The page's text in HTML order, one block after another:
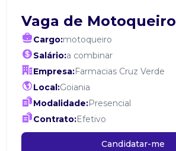
Vaga de Motoqueiro
Cargo:motoqueiro
Salário:a combinar
Empresa:Farmacias Cruz Verde
Local:Goiania
Modalidade:Presencial
Contrato:Efetivo
Candidatar-me